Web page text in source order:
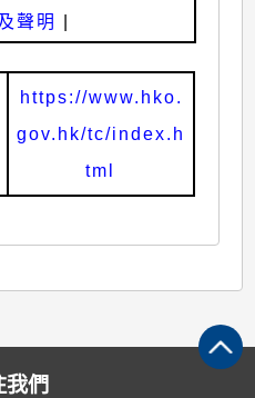
聲明
https://www.hko.
gov.hk/tc/index.h
tml
我們